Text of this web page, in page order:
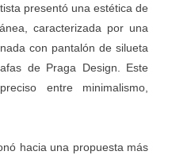
presentó una estética de
caracterizada por una
con pantalón de silueta
de Praga Design. Este
entre minimalismo,
hacia una propuesta más